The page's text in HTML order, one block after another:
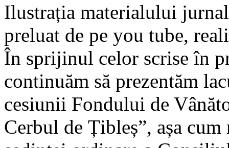
Ilustrația materialului
preluat de pe you tube,
În sprijinul celor scrise în
continuăm să prezentăm
cesiunii Fondului de
Cerbul de Țibleș”, așa